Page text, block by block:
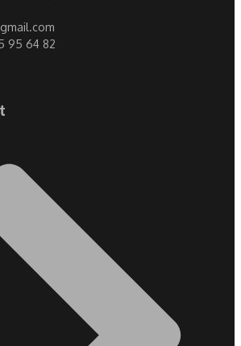
95 64 82